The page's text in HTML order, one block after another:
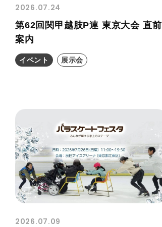
2026.07.24
第62回関甲越肢P連 東京大会 直前
案内
イベント 展示会
2026.07.09